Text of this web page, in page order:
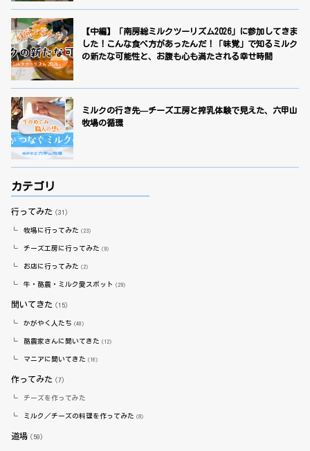
【中編】「南房総ミルクツーリズム2026」に参加してきま
した！こんな食べ方があったんだ！「味覚」で知るミルク
の新たな可能性と、お腹も心も満たされる幸せ時間
ミルクの行き先—チーズ工房と搾乳体験で見えた、六甲山
牧場の循環
カテゴリ
行ってみた（31）
牧場に行ってみた（23）
チーズ工房に行ってみた（9）
お店に行ってみた（2）
牛・酪農・ミルク愛スポット（29）
聞いてきた（15）
かがやく人たち（40）
酪農家さんに聞いてきた（12）
マニアに聞いてきた（16）
作ってみた（7）
チーズを作ってみた
ミルク／チーズの料理を作ってみた（8）
道場（59）